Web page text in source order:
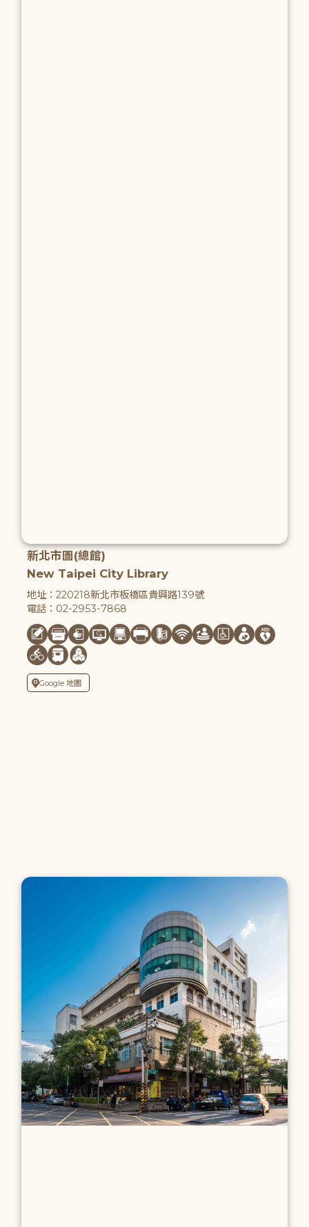
新北市圖(總館)
New Taipei City Library
地址：220218新北市板橋區貴興路139號
電話：02-2953-7868
Google 地圖